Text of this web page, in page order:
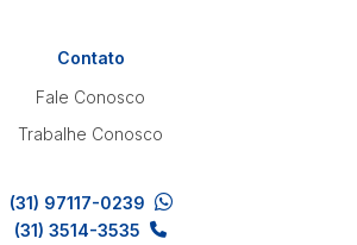
Contato
Fale Conosco
Trabalhe Conosco
(31) 97117-0239
(31) 3514-3535